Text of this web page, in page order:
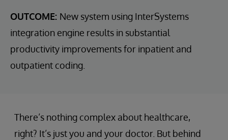
OUTCOME: New system using InterSystems
integration engine results in substantial
productivity improvements for inpatient and
outpatient coding.
There’s nothing complex about healthcare,
right? It’s just you and your doctor. But behind